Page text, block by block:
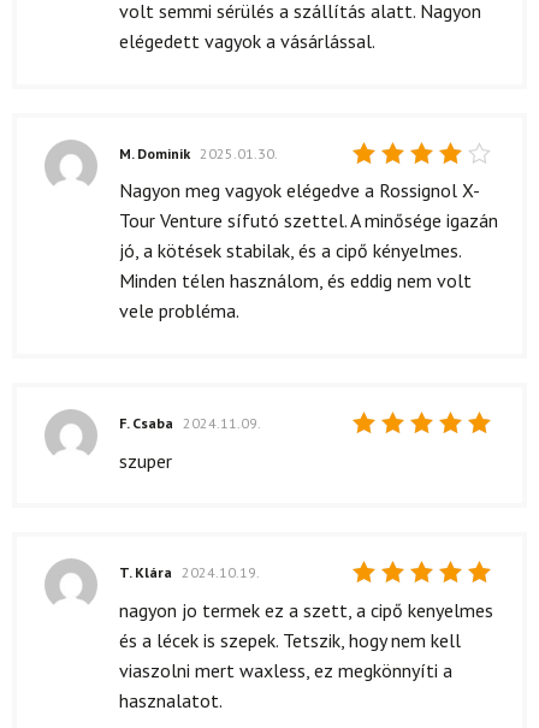
volt semmi sérülés a szállítás alatt. Nagyon
elégedett vagyok a vásárlással.
Értékelés:
M. Dominik 2025.01.30.
Nagyon meg vagyok elégedve a Rossignol X-
Tour Venture sífutó szettel. A minősége igazán
jó, a kötések stabilak, és a cipő kényelmes.
Minden télen használom, és eddig nem volt
vele probléma.
F. Csaba 2024.11.09.
szuper
Értékelés:
/ 5
T. Klára 2024.10.19.
nagyon jo termek ez a szett, a cipő kenyelmes
és a lécek is szepek. Tetszik, hogy nem kell
viaszolni mert waxless, ez megkönnyíti a
hasznalatot.